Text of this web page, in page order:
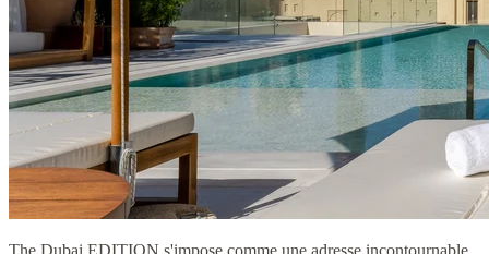
The Dubai EDITION s'impose comme une adresse incontournable